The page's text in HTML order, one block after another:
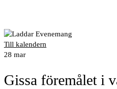
Till kalendern
28 mar
Gissa föremålet i